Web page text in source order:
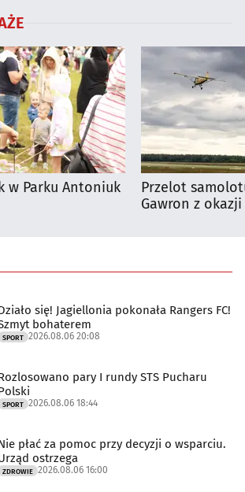
w Parku Antoniuk
Przelot
Gawron z
się! Jagiellonia pokonała Rangers FC!
bohaterem
SPORT 2026.08.06 20:08
pary I rundy STS Pucharu
SPORT 2026.08.06 18:44
płać za pomoc przy decyzji o wsparciu.
ostrzega
ZDROWIE 2026.08.06 16:00